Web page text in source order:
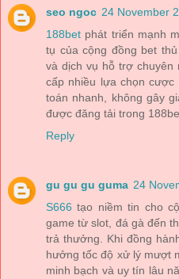
seo ngoc 24 November
188bet phát triển mạnh
tụ của cộng đồng bet
và dịch vụ hỗ trợ chuyên
cấp nhiều lựa chọn cược
toán nhanh, không gây
được đăng tải trong
Reply
gu gu gu guma 24
S666 tạo niềm tin cho
game từ slot, đá gà đến
trả thưởng. Khi đồng
hưởng tốc độ xử lý mượt
minh bạch và uy tín lâu